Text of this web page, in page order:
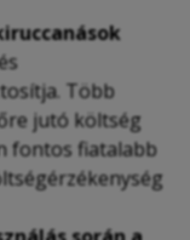
Több
jutó költség
fontos fiatalabb